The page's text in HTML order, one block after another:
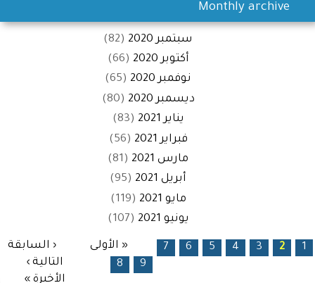
Monthly archive
سبتمبر 2020
(82)
أكتوبر 2020
(66)
نوفمبر 2020
(65)
ديسمبر 2020
(80)
يناير 2021
(83)
فبراير 2021
(56)
مارس 2021
(81)
أبريل 2021
(95)
مايو 2021
(119)
يونيو 2021
(107)
الصفحات « الأولى ‹ السابقة 1
2
3
4
5
6
7
8
9
التالية ›
الأخيرة »